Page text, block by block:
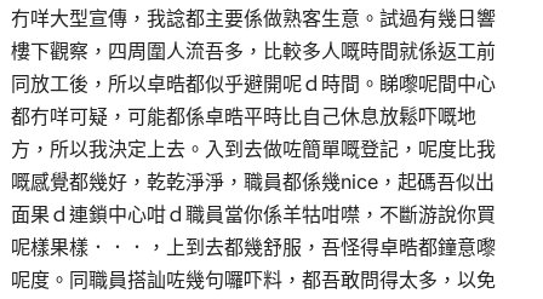
冇咩大型宣傳，我諗都主要係做熟客生意。試過有幾日響
樓下觀察，四周圍人流吾多，比較多人嘅時間就係返工前
同放工後，所以卓晧都似乎避開呢ｄ時間。睇嚟呢間中心
都冇咩可疑，可能都係卓晧平時比自己休息放鬆吓嘅地
方，所以我決定上去。入到去做咗簡單嘅登記，呢度比我
嘅感覺都幾好，乾乾淨淨，職員都係幾nice，起碼吾似出
面果ｄ連鎖中心咁ｄ職員當你係羊牯咁噤，不斷游說你買
呢樣果樣．．．，上到去都幾舒服，吾怪得卓晧都鐘意嚟
呢度。同職員搭訕咗幾句囉吓料，都吾敢問得太多，以免